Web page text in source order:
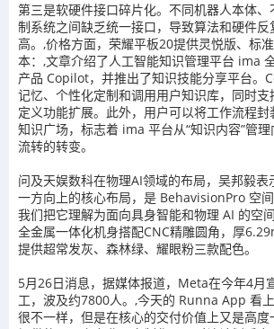
第三是软硬件接口碎片化。不同机器人本体
制系统之间缺乏统一接口，导致算法和硬件
高。,价格方面，荣耀平板20提供灵悦版、标
本：,文章介绍了人工智能知识管理平台 ima
产品 Copilot，并推出了知识技能分享平台。
记忆、个性化定制和调用用户知识库，同时支
定义功能扩展。此外，用户可以将工作流程
知识广场，标志着 ima 平台从“知识内容”管理
流转的转变。
问及天娱数科在物理AI领域的布局，吴邦毅
一方向上的核心布局，是 BehavisionPro 空间
我们把它理解为面向具身智能和物理 AI 的空
全金属一体化机身搭配CNC精雕圆角，厚
提供超常发灰、森林绿、耀眼粉三款配色。
5月26日消息，据媒体报道，Meta在今年4月
工，波及约7800人。,今天的 Runna App 看
很不一样，但是在核心的交付价值上又是高